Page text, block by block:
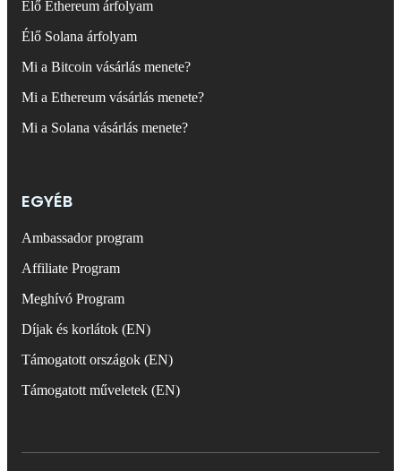
Élő Ethereum árfolyam
Élő Solana árfolyam
Mi a Bitcoin vásárlás menete?
Mi a Ethereum vásárlás menete?
Mi a Solana vásárlás menete?
EGYÉB
Ambassador program
Affiliate Program
Meghívó Program
Díjak és korlátok (EN)
Támogatott országok (EN)
Támogatott műveletek (EN)